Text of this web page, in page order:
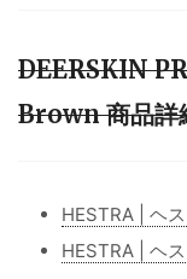
DEERSKIN
Brown 商品詳
HESTRA | ヘ
HESTRA | ヘ